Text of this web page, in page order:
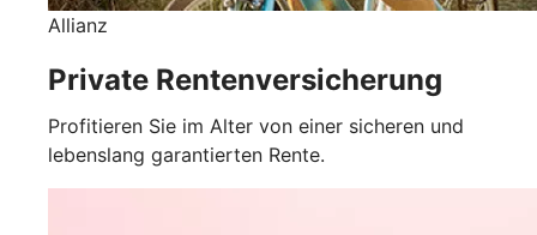
Allianz
Private Rentenversicherung
Profitieren Sie im Alter von einer sicheren und
lebenslang garantierten Rente.